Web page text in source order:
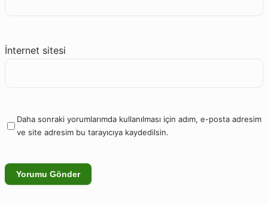
İnternet sitesi
Daha sonraki yorumlarımda kullanılması için adım, e-posta adresim
ve site adresim bu tarayıcıya kaydedilsin.